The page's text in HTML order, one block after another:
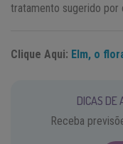
tratamento sugerido por
Clique Aqui: Elm, o
DICAS DE
Receba